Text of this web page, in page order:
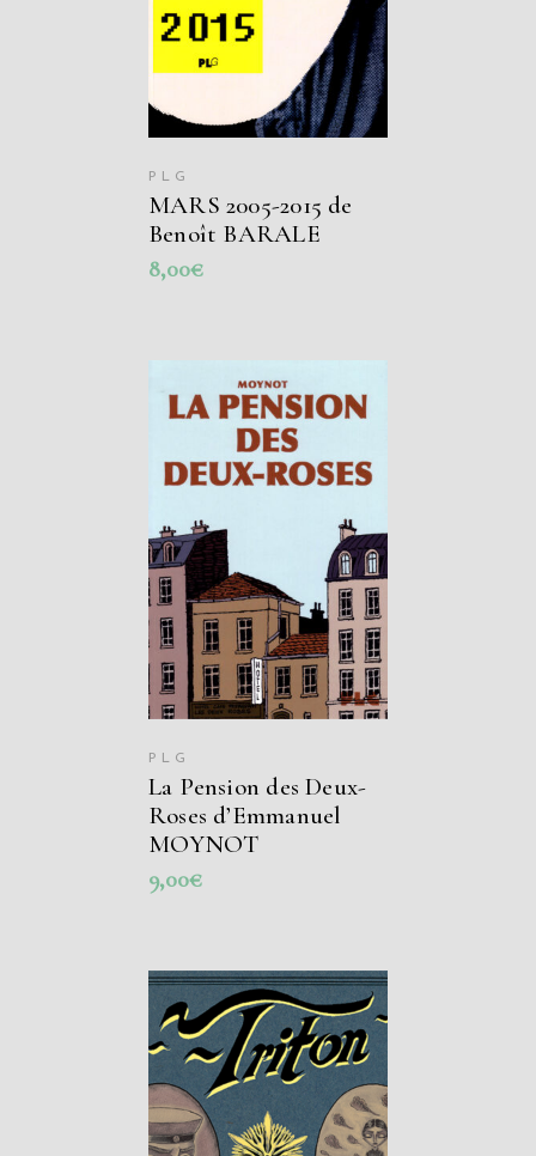
PLG
MARS 2005-2015 de
Benoît BARALE
8,00€
AJOUTER AU
PANIER
PLG
La Pension des Deux-
Roses d’Emmanuel
MOYNOT
9,00€
AJOUTER AU